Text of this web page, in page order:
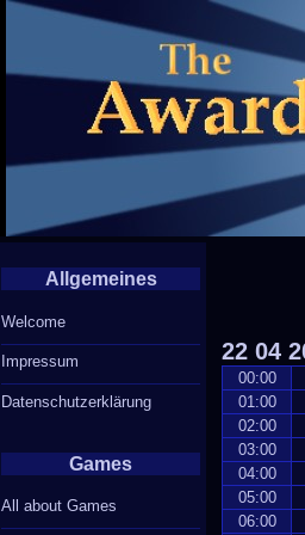
22 04
00:00
01:00
02:00
03:00
04:00
05:00
06:00
Allgemeines
Welcome
Impressum
Datenschutzerklärung
Games
All about Games